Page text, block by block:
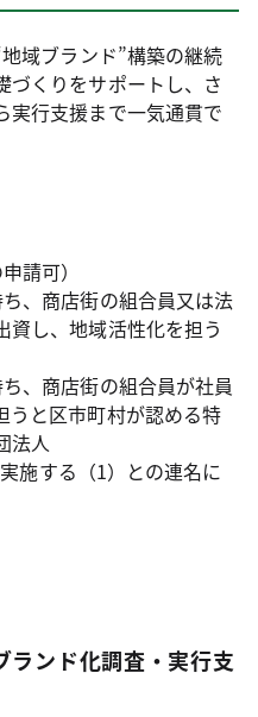
域ブランド”構築の継続
づくりをサポートし、さ
実行支援まで一気通貫で
請可）
、商店街の組合員又は法
資し、地域活性化を担う
、商店街の組合員が社員
うと区市町村が認める特
法人
施する（1）との連名に
ランド化調査・実行支